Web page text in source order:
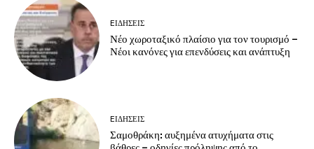
EΙΔΗΣΕΙΣ
Νέο χωροταξικό πλαίσιο για τον τουρισμό –
Νέοι κανόνες για επενδύσεις και ανάπτυξη
EΙΔΗΣΕΙΣ
Σαμοθράκη: αυξημένα ατυχήματα στις